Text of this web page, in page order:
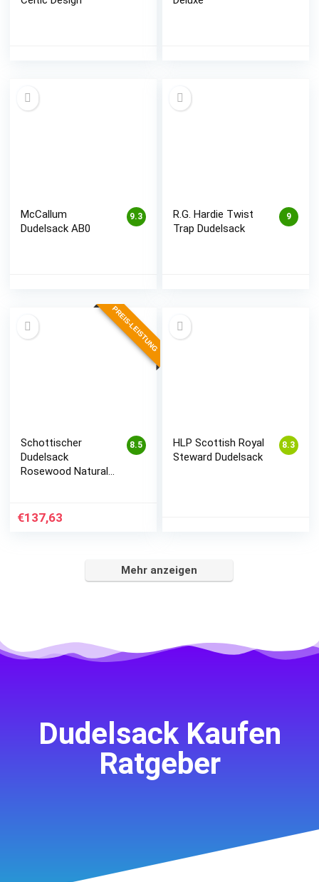
9.3
McCallum
Dudelsack AB0
9
R.G. Hardie Twist
Trap Dudelsack
PREIS-LEISTUNG
8.5
Schottischer
Dudelsack
Rosewood Natural
€137,63
8.3
HLP Scottish Royal
Steward Dudelsack
Mehr anzeigen
Dudelsack Kaufen
Ratgeber